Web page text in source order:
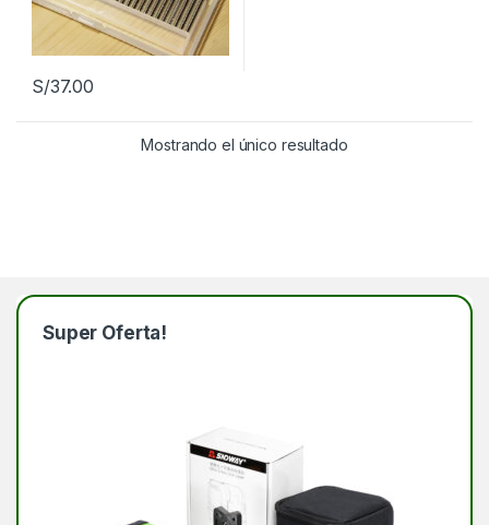
S/37.00
Mostrando el único resultado
Super Oferta!